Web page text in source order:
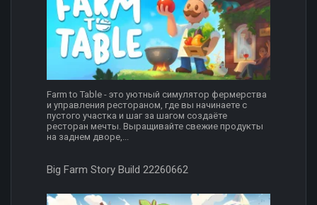
Farm to Table - это уютный симулятор фермерства
и управления рестораном, где вы начинаете с
пустого участка и шаг за шагом создаёте
ресторан мечты. Выращивайте свежие продукты
на заднем дворе,...
Big Farm Story Build 22260662